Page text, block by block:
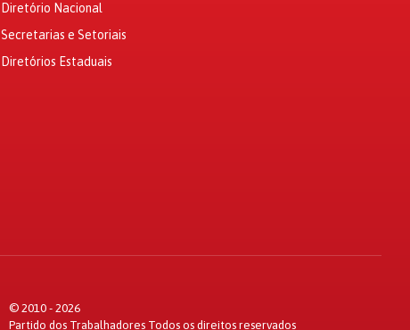
Diretório Nacional
Secretarias e Setoriais
Diretórios Estaduais
© 2010 - 2026
Partido dos Trabalhadores Todos os direitos reservados